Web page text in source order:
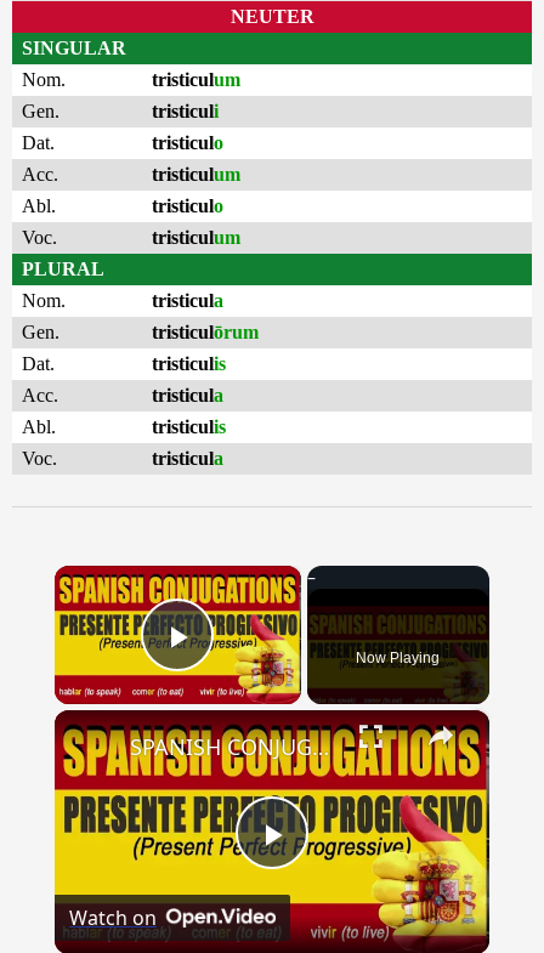
NEUTER
SINGULAR
Nom.
tristiculum
Gen.
tristiculi
Dat.
tristiculo
Acc.
tristiculum
Abl.
tristiculo
Voc.
tristiculum
PLURAL
Nom.
tristicula
Gen.
tristiculōrum
Dat.
tristiculis
Acc.
tristicula
Abl.
tristiculis
Voc.
tristicula
×
Play Video Now Playing
×
Play
Video
SPANISH CONJUGATIONS: Present Perfect Progressive (Presente Perfecto Progresivo)
Watch on